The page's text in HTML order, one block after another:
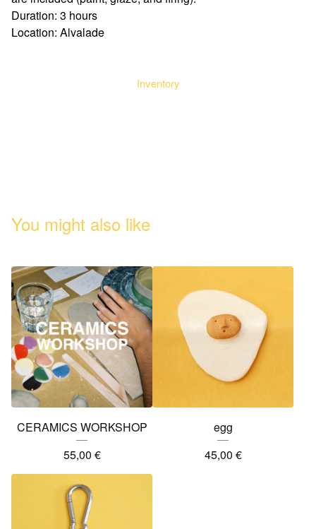
Duration: 3 hours
Location: Alvalade
Inventory
You might also like
CERAMICS WORKSHOP
55,00 €
egg
45,00 €